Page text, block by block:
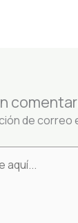
de correo